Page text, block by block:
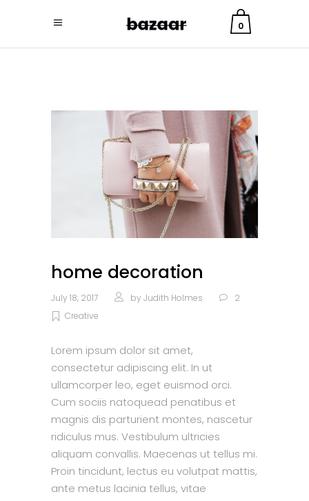
0
home decoration
July 18, 2017 by Judith Holmes
2
Creative
Lorem ipsum dolor sit amet,
consectetur adipiscing elit. In ut
ullamcorper leo, eget euismod orci.
Cum sociis natoquead penatibus et
magnis dis parturient montes, nascetur
ridiculus mus. Vestibulum ultricies
aliquam convallis. Maecenas ut tellus mi.
Proin tincidunt, lectus eu volutpat mattis,
ante metus lacinia tellus, vitae